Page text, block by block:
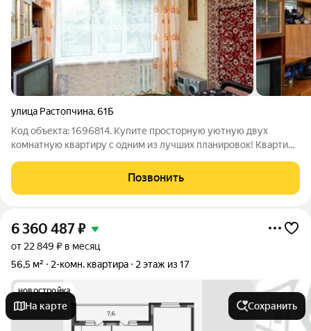
улица Растопчина,61Б
Код объекта: 1696814. Купите просторную уютную двух
комнатную квартиру с одним из лучших планировок! Квартира
второй этаж! Квартира, отлично подойдет для молодой семьи,
людям с солидным
Позвонить
6 360 487₽
от 22 849 ₽ в месяц
56,5 м²
2-комн. квартира 2 этаж из 17
новостройка
На карте Сохранить